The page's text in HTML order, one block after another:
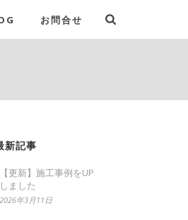
お問合せ
新記事
【更新】施工事例をUP
しました
2026年3月11日